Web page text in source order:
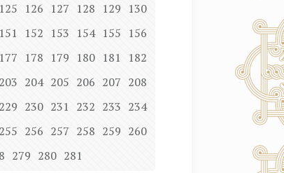
125 126 127 128 129 130
151 152 153 154 155 156
177 178 179 180 181
182
203 204 205 206 207 208
229 230 231 232 233 234
255 256 257 258 259 260
279 280 281